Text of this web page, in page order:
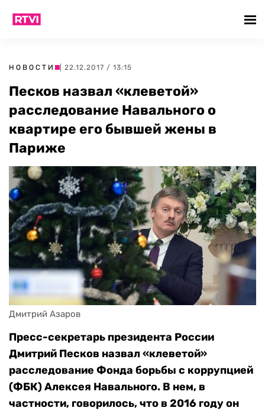
НОВОСТИ | 22.12.2017 / 13:15
Песков назвал «клеветой»
расследование Навального о
квартире его бывшей жены в
Париже
Дмитрий Азаров
Пресс-секретарь президента России
Дмитрий Песков назвал «клеветой»
расследование Фонда борьбы с коррупцией
(ФБК) Алексея Навального. В нем, в
частности, говорилось, что в 2016 году он